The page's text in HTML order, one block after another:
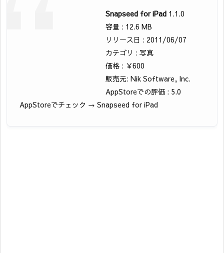
Snapseed for iPad 1.1.0
容量 : 12.6 MB
リリース日 : 2011/06/07
カテゴリ : 写真
価格 : ￥600
販売元: Nik Software, Inc.
AppStoreでの評価 : 5.0
AppStoreでチェック → Snapseed for iPad